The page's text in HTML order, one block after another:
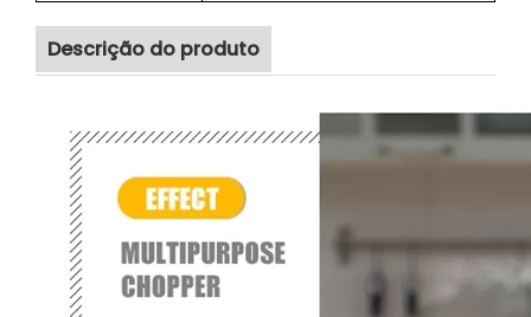
Descrição do produto